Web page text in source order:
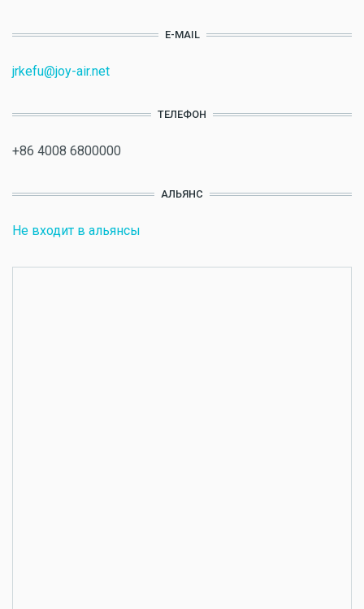
E-MAIL
jrkefu@joy-air.net
ТЕЛЕФОН
+86 4008 6800000
АЛЬЯНС
Не входит в альянсы